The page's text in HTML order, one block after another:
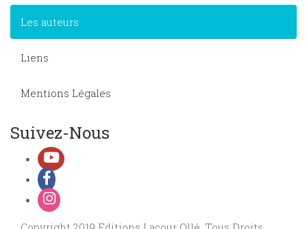
Les auteurs
Liens
Mentions Légales
Suivez-Nous